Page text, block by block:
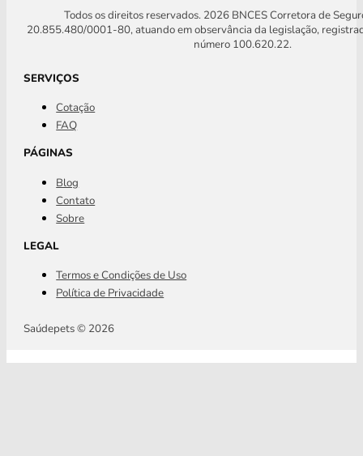
Todos os direitos reservados. 2026 BNCES Corretora de
20.855.480/0001-80, atuando em observância da legislação,
número 100.620.22.
SERVIÇOS
Cotação
FAQ
PÁGINAS
Blog
Contato
Sobre
LEGAL
Termos e Condições de Uso
Política de Privacidade
Saúdepets © 2026